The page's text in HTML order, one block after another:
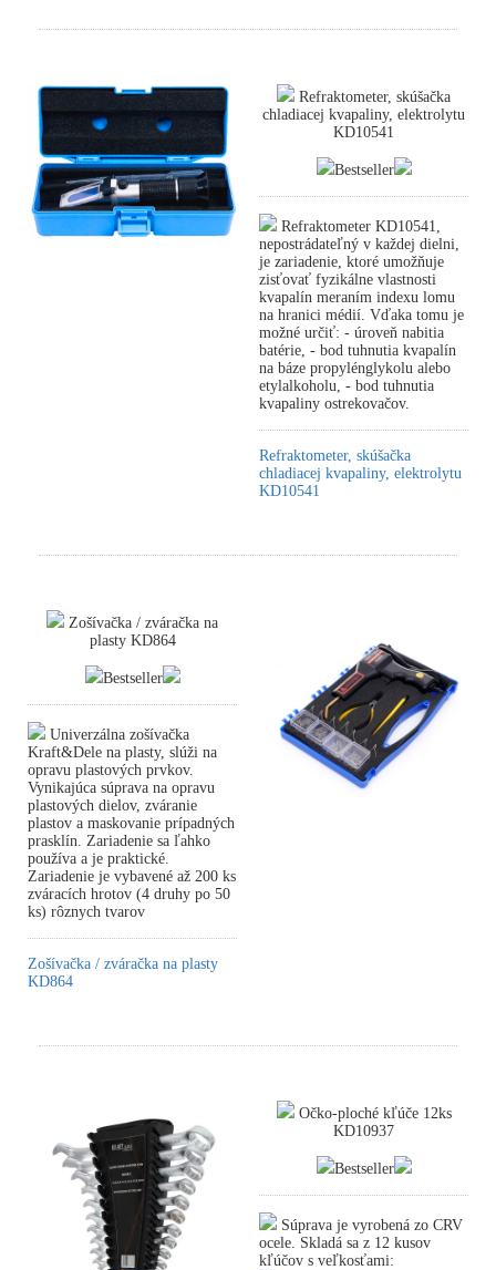
Refraktometer, skúšačka
chladiacej kvapaliny, elektrolytu
KD10541
Bestseller
Refraktometer KD10541,
nepostrádateľný v každej dielni,
je zariadenie, ktoré umožňuje
zisťovať fyzikálne vlastnosti
kvapalín meraním indexu lomu
na hranici médií. Vďaka tomu je
možné určiť: - úroveň nabitia
batérie, - bod tuhnutia kvapalín
na báze propylénglykolu alebo
etylalkoholu, - bod tuhnutia
kvapaliny ostrekovačov.
Refraktometer, skúšačka
chladiacej kvapaliny, elektrolytu
KD10541
Zošívačka / zváračka na
plasty KD864
Bestseller
Univerzálna zošívačka
Kraft&Dele na plasty, slúži na
opravu plastových prvkov.
Vynikajúca súprava na opravu
plastových dielov, zváranie
plastov a maskovanie prípadných
prasklín. Zariadenie sa ľahko
používa a je praktické.
Zariadenie je vybavené až 200 ks
zváracích hrotov (4 druhy po 50
ks) rôznych tvarov
Zošívačka / zváračka na plasty
KD864
Očko-ploché kľúče 12ks
KD10937
Bestseller
Súprava je vyrobená zo CRV
ocele. Skladá sa z 12 kusov
kľúčov s veľkosťami: